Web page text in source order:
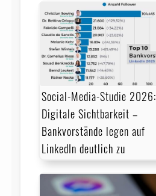
Social-Media-Studie 2026:
Digitale Sichtbarkeit –
Bankvorstände legen auf
LinkedIn deutlich zu